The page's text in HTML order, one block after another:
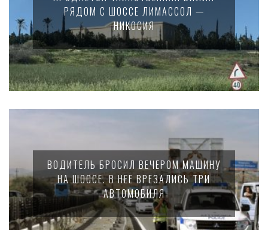
РЯДОМ С ШОССЕ ЛИМАССОЛ —
НИКОСИЯ
ВОДИТЕЛЬ БРОСИЛ ВЕЧЕРОМ МАШИНУ
НА ШОССЕ. В НЕЕ ВРЕЗАЛИСЬ ТРИ
АВТОМОБИЛЯ